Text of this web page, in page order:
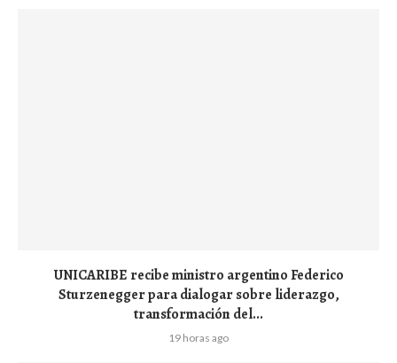
UNICARIBE recibe ministro argentino Federico
Sturzenegger para dialogar sobre liderazgo,
transformación del...
19 horas ago